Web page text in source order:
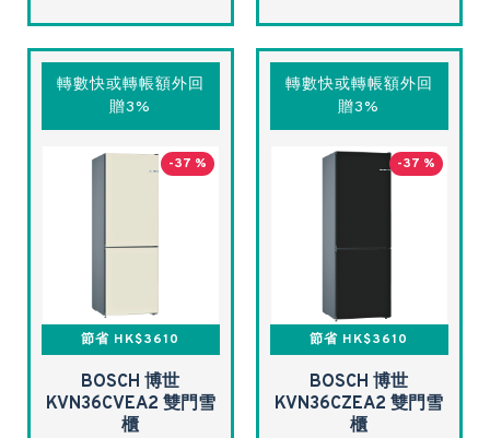
轉數快或轉帳額外回
贈3%
-37 %
節省 HK$3610
BOSCH 博世
KVN36CVEA2 雙門雪
櫃
轉數快或轉帳額外回
贈3%
-37 %
節省 HK$3610
BOSCH 博世
KVN36CZEA2 雙門雪
櫃